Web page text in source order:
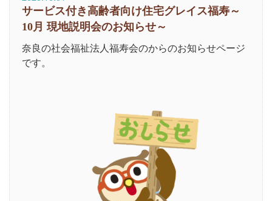
サービス付き高齢者向け住宅グレイス福寿～
10月 現地説明会のお知らせ～
奈良の社会福祉法人福寿会のからのお知らせページ
です。